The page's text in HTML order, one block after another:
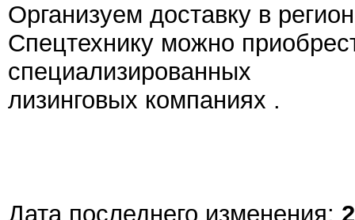
Организуем доставку в
Спецтехнику можно
специализированных
лизинговых компаниях .
Дата последнего изменения: